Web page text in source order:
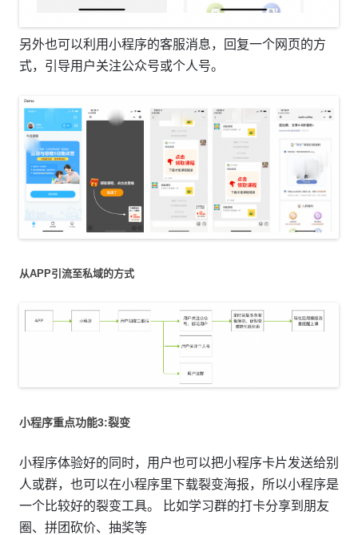
另外也可以利用小程序的客服消息，回复一个网页的方
式，引导用户关注公众号或个人号。
从APP引流至私域的方式
小程序重点功能3:裂变
小程序体验好的同时，用户也可以把小程序卡片发送给别
人或群，也可以在小程序里下载裂变海报，所以小程序是
一个比较好的裂变工具。 比如学习群的打卡分享到朋友
圈、拼团砍价、抽奖等